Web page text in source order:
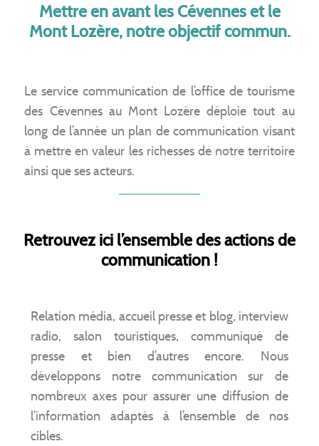
Mettre en avant les Cévennes et le
Mont Lozère, notre objectif commun.
Le service communication de l’office de tourisme
des Cévennes au Mont Lozère déploie tout au
long de l’année un plan de communication visant
à mettre en valeur les richesses de notre territoire
ainsi que ses acteurs.
Retrouvez ici l’ensemble des actions de
communication !
Relation média, accueil presse et blog, interview
radio, salon touristiques, communiqué de
presse et bien d’autres encore. Nous
développons notre communication sur de
nombreux axes pour assurer une diffusion de
l’information adaptés à l’ensemble de nos
cibles.